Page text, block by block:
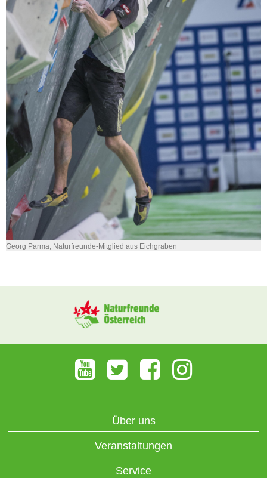
Georg Parma, Naturfreunde-Mitglied aus Eichgraben
Über uns
Veranstaltungen
Service